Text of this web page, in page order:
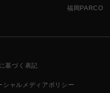
福岡PARCO
基づく表記
シャルメディアポリシー